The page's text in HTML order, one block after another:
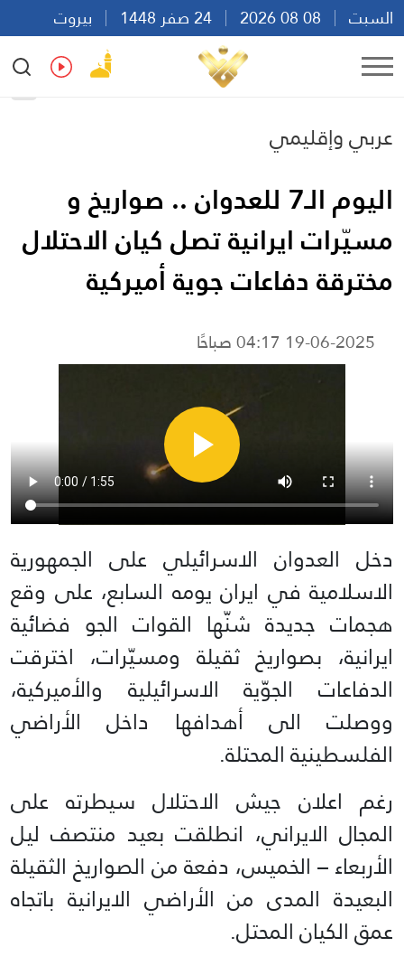
السبت
بيروت
08:41
Ar
عربي وإقليمي
اليوم الـ7 للعدوان .. صواريخ و
مسيّرات ايرانية تصل كيان الاحتلال
مخترقة دفاعات جوية أميركية
19-06-2025 04:17 صباحًا
دخل العدوان الاسرائيلي على الجمهورية
الاسلامية في ايران يومه السابع، على وقع
هجمات جديدة شنّها القوات الجو فضائية
ايرانية، بصواريخ ثقيلة ومسيّرات، اخترقت
الدفاعات الجوّية الاسرائيلية والأميركية،
ووصلت الى أهدافها داخل الأراضي
الفلسطينية المحتلة.
رغم اعلان جيش الاحتلال سيطرته على
المجال الايراني، انطلقت بعيد منتصف ليل
الأربعاء – الخميس، دفعة من الصواريخ الثقيلة
البعيدة المدى من الأراضي الايرانية باتجاه
عمق الكيان المحتل.